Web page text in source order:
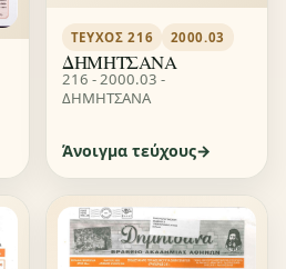
ΤΕΎΧΟΣ 216 2000.03
ΔΗΜΗΤΣΑΝΑ
216 - 2000.03 -
ΔΗΜΗΤΣΑΝΑ
Άνοιγμα τεύχους